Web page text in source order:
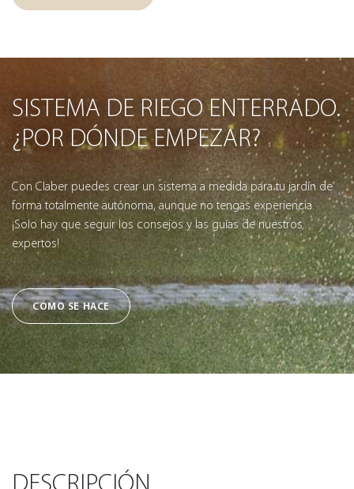
SISTEMA DE RIEGO ENTERRADO.
¿POR DÓNDE EMPEZAR?
Con Claber puedes crear un sistema a medida para tu jardín de
forma totalmente autónoma, aunque no tengas experiencia.
¡Solo hay que seguir los consejos y las guías de nuestros
expertos!
CÓMO SE HACE
DESCRIPCIÓN